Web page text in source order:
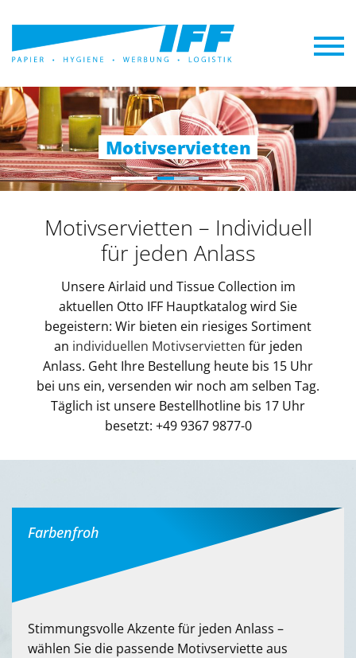
Motivservietten
Motivservietten
Motivservietten
Motivservietten – Individuell
für jeden Anlass
Unsere Airlaid und Tissue Collection im
aktuellen Otto IFF Hauptkatalog wird Sie
begeistern: Wir bieten ein riesiges Sortiment
an individuellen Motivservietten für jeden
Anlass. Geht Ihre Bestellung heute bis 15 Uhr
bei uns ein, versenden wir noch am selben Tag.
Täglich ist unsere Bestellhotline bis 17 Uhr
besetzt: +49 9367 9877-0
Farbenfroh
Stimmungsvolle Akzente für jeden Anlass –
wählen Sie die passende Motivserviette aus